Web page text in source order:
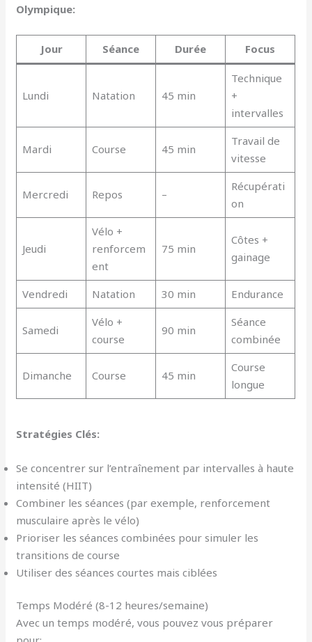
Olympique:
Jour Séance Durée Focus
Lundi Natation 45 min
Technique
+
intervalles
Mardi Course 45 min
Travail de
vitesse
Mercredi Repos –
Récupérati
on
Jeudi
Vélo +
renforcem
ent
75 min
Côtes +
gainage
Vendredi Natation 30 min Endurance
Samedi
Vélo +
course
90 min
Séance
combinée
Dimanche Course 45 min
Course
longue
Stratégies Clés:
Se concentrer sur l’entraînement par intervalles à haute
intensité (HIIT)
Combiner les séances (par exemple, renforcement
musculaire après le vélo)
Prioriser les séances combinées pour simuler les
transitions de course
Utiliser des séances courtes mais ciblées
Temps Modéré (8-12 heures/semaine)
Avec un temps modéré, vous pouvez vous préparer